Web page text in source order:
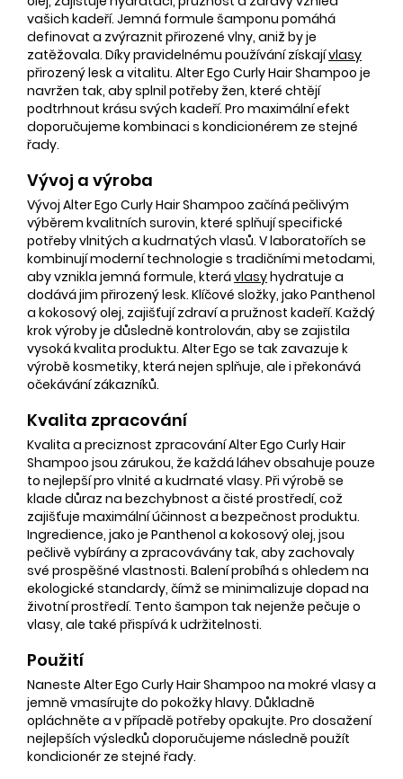
vašich kadeří. Jemná formule šamponu pomáhá
definovat a zvýraznit přirozené vlny, aniž by je
zatěžovala. Díky pravidelnému používání získajívlasy
přirozený lesk a vitalitu. Alter Ego Curly Hair Shampoo je
navržen tak, aby splnil potřeby žen, které chtějí
podtrhnout krásu svých kadeří. Pro maximální efekt
doporučujeme kombinaci s kondicionérem ze stejné
řady.
Vývoj a výroba
Vývoj Alter Ego Curly Hair Shampoo začíná pečlivým
výběrem kvalitních surovin, které splňují specifické
potřeby vlnitých a kudrnatých vlasů. V laboratořích se
kombinují moderní technologie s tradičními metodami,
aby vznikla jemná formule, kterávlasyhydratuje a
dodává jim přirozený lesk. Klíčové složky, jako Panthenol
a kokosový olej, zajišťují zdraví a pružnost kadeří. Každý
krok výroby je důsledně kontrolován, aby se zajistila
vysoká kvalita produktu. Alter Ego se tak zavazuje k
výrobě kosmetiky, která nejen splňuje, ale i překonává
očekávání zákazníků.
Kvalita zpracování
Kvalita a preciznost zpracování Alter Ego Curly Hair
Shampoo jsou zárukou, že každá láhev obsahuje pouze
to nejlepší pro vlnité a kudrnaté vlasy. Při výrobě se
klade důraz na bezchybnost a čisté prostředí, což
zajišťuje maximální účinnost a bezpečnost produktu.
Ingredience, jako je Panthenol a kokosový olej, jsou
pečlivě vybírány a zpracovávány tak, aby zachovaly
své prospěšné vlastnosti. Balení probíhá s ohledem na
ekologické standardy, čímž se minimalizuje dopad na
životní prostředí. Tento šampon tak nejenže pečuje o
vlasy, ale také přispívá k udržitelnosti.
Použití
Naneste Alter Ego Curly Hair Shampoo na mokré vlasy a
jemně vmasírujte do pokožky hlavy. Důkladně
opláchněte a v případě potřeby opakujte. Pro dosažení
nejlepších výsledků doporučujeme následně použít
kondicionér ze stejné řady.